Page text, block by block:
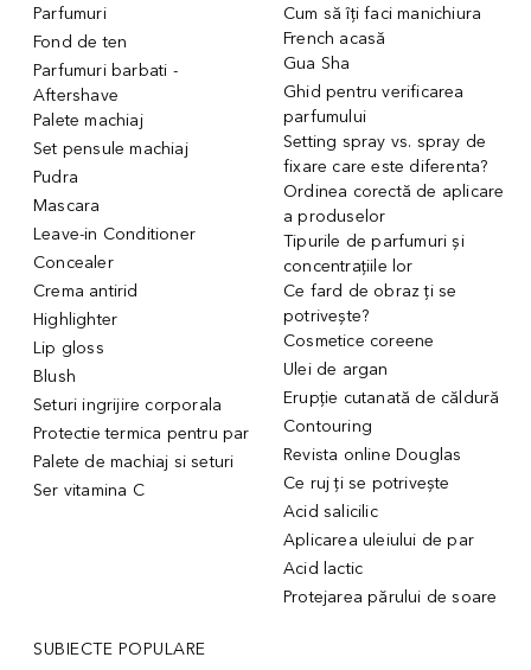
Parfumuri
Fond de ten
Parfumuri barbati -
Aftershave
Palete machiaj
Set pensule machiaj
Pudra
Mascara
Leave-in Conditioner
Concealer
Crema antirid
Highlighter
Lip gloss
Blush
Seturi ingrijire corporala
Protectie termica pentru par
Palete de machiaj si seturi
Ser vitamina C
Cum să îți faci manichiura
French acasă
Gua Sha
Ghid pentru verificarea
parfumului
Setting spray vs. spray de
fixare care este diferenta?
Ordinea corectă de aplicare
a produselor
Tipurile de parfumuri și
concentrațiile lor
Ce fard de obraz ți se
potrivește?
Cosmetice coreene
Ulei de argan
Erupție cutanată de căldură
Contouring
Revista online Douglas
Ce ruj ți se potrivește
Acid salicilic
Aplicarea uleiului de par
Acid lactic
Protejarea părului de soare
SUBIECTE POPULARE